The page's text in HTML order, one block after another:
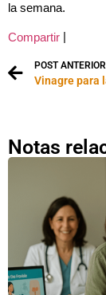
la semana.
Compartir |
POST ANTERIOR
Vinagre para
Notas